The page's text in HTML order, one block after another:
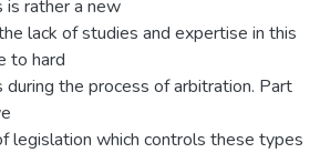
is rather a new
lack of studies and expertise in this
to hard
the process of arbitration. Part
legislation which controls these types